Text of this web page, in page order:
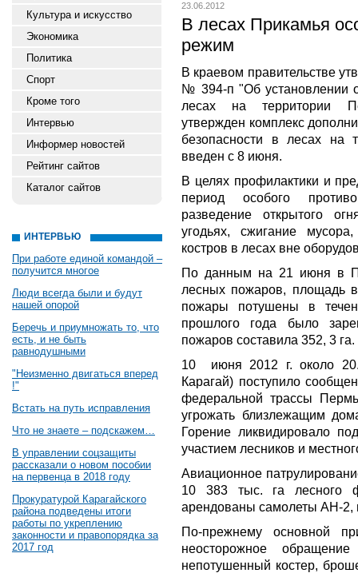
Культура и искусство
Экономика
Политика
Спорт
Кроме того
Интервью
Информер новостей
Рейтинг сайтов
Каталог сайтов
ИНТЕРВЬЮ
При работе единой командой –
получится многое
Люди всегда были и будут
нашей опорой
Беречь и приумножать то, что
есть, и не быть
равнодушными
"Неизменно двигаться вперед
!"
Встать на путь исправления
Что не знаете – подскажем…
В управлении соцзащиты
рассказали о новом пособии
на первенца в 2018 году
Прокуратурой Карагайского
района подведены итоги
работы по укреплению
законности и правопорядка за
2017 год
23.06.2012
В лесах Прикамья
режим
В краевом правительстве
№ 394-п "Об установлении
лесах на территории
утвержден комплекс
безопасности в лесах на
введен с 8 июня.
В целях профилактики и
период особого
разведение открытого
угодьях, сжигание
костров в лесах вне
По данным на 21 июня в
лесных пожаров, площадь
пожары потушены в
прошлого года было
пожаров составила 352, 3 га.
10
июня 2012 г. около
Карагай) поступило
федеральной трассы
угрожать близлежащим
Горение ликвидировало
участием лесников и
Авиационное
10 383 тыс. га лесного
арендованы самолеты АН-
По-прежнему основной
неосторожное
непотушенный костер,